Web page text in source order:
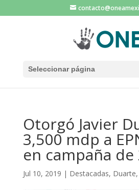
Seleccionar página
Otorgó Javier
3,500 mdp a
en campaña de
Jul 10, 2019 | Destacadas, Duarte,